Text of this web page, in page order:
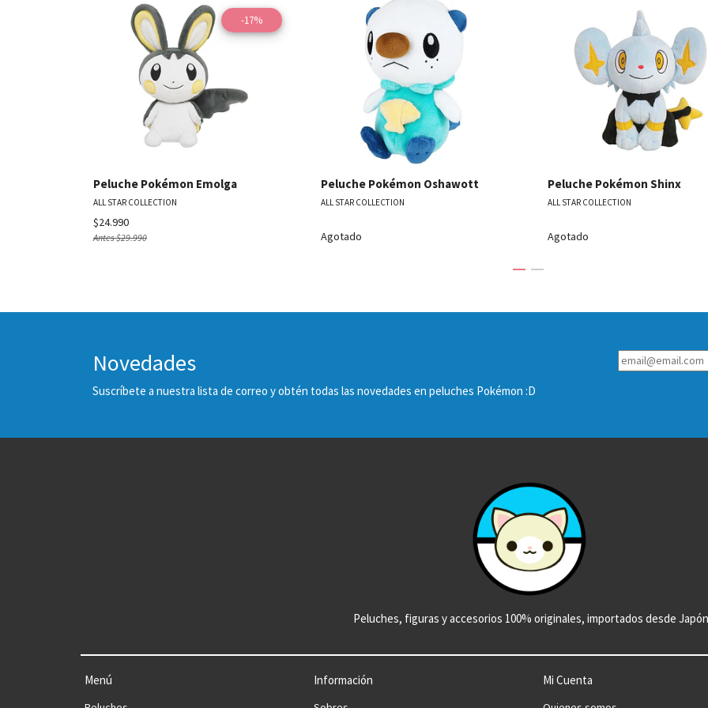
-17%
Ver detalles
Peluche Pokémon Emolga
ALL STAR COLLECTION
$24.990
Antes$29.990
Ver detalles
Peluche Pokémon Oshawott
ALL STAR COLLECTION
Agotado
Ver
Peluche Pokémon Shinx
ALL STAR COLLECTION
Agotado
Novedades
Suscríbete a nuestra lista de correo y obtén todas las novedades en peluches Pokémon :D
Peluches, figuras y accesorios 100% originales, importados desde Japón
Menú Información Mi Cuenta